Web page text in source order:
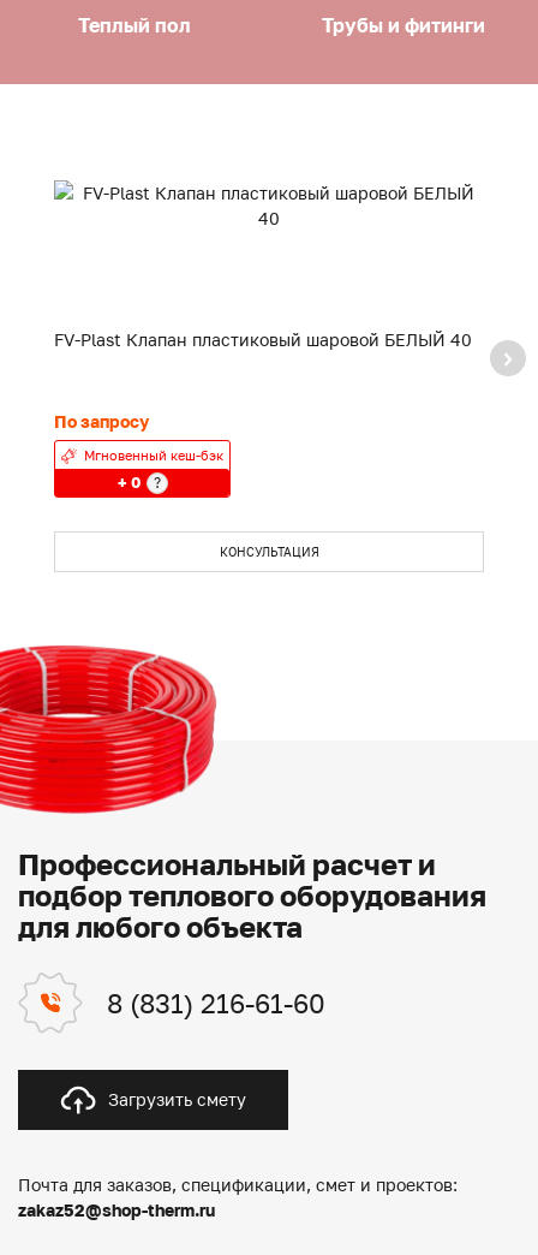
Теплый пол Трубы и фитинги
FV-Plast Клапан пластиковый шаровой БЕЛЫЙ 40
По запросу
Мгновенный кеш-бэк
+ 0 ?
КОНСУЛЬТАЦИЯ
Профессиональный расчет и
подбор теплового оборудования
для любого объекта
8 (831) 216-61-60
Загрузить смету
Почта для заказов, спецификации, смет и проектов:
zakaz52@shop-therm.ru